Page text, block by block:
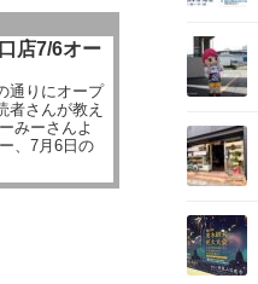
店7/6オー
通りにオープ
者さんが教え
みーさんよ
、7月6日の